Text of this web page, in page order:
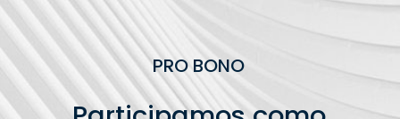
PRO BONO